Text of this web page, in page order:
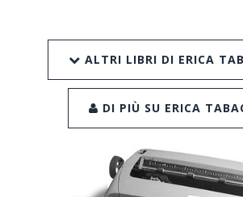
ALTRI LIBRI DI ERICA
DI PIÙ SU ERICA